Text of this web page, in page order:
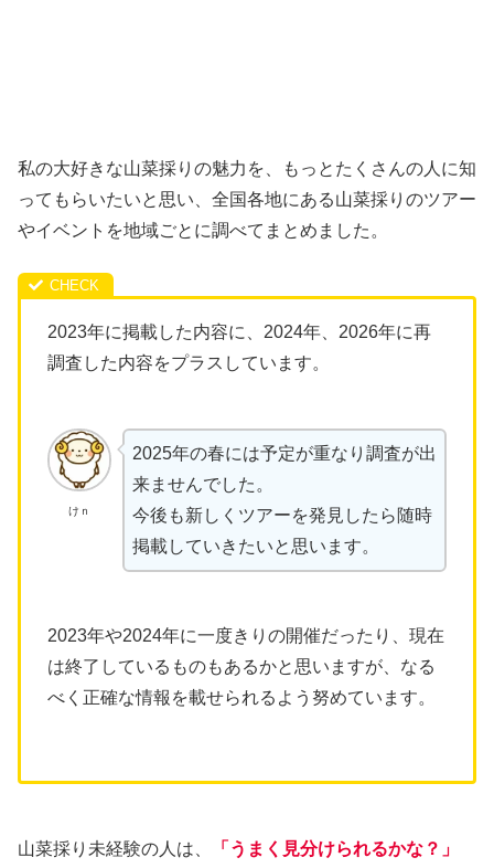
私の大好きな山菜採りの魅力を、もっとたくさんの人に知
ってもらいたいと思い、全国各地にある山菜採りのツアー
やイベントを地域ごとに調べてまとめました。
2023年に掲載した内容に、2024年、2026年に再
調査した内容をプラスしています。
けｎ
2025年の春には予定が重なり調査が出
来ませんでした。
今後も新しくツアーを発見したら随時
掲載していきたいと思います。
2023年や2024年に一度きりの開催だったり、現在
は終了しているものもあるかと思いますが、なる
べく正確な情報を載せられるよう努めています。
山菜採り未経験の人は、
「うまく見分けられるかな？」